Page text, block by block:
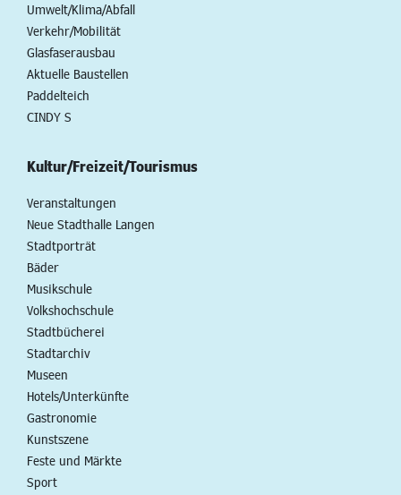
Umwelt/Klima/Abfall
Verkehr/Mobilität
Glasfaserausbau
Aktuelle Baustellen
Paddelteich
CINDY S
Kultur/Freizeit/Tourismus
Veranstaltungen
Neue Stadthalle Langen
Stadtporträt
Bäder
Musikschule
Volkshochschule
Stadtbücherei
Stadtarchiv
Museen
Hotels/Unterkünfte
Gastronomie
Kunstszene
Feste und Märkte
Sport